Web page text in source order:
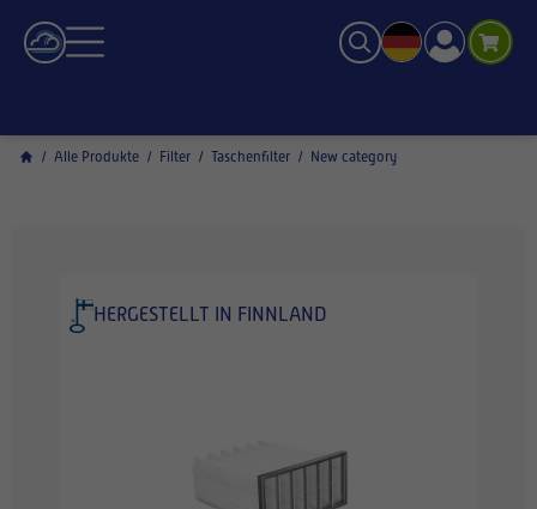
/ Alle Produkte / Filter / Taschenfilter / New category
HERGESTELLT IN FINNLAND